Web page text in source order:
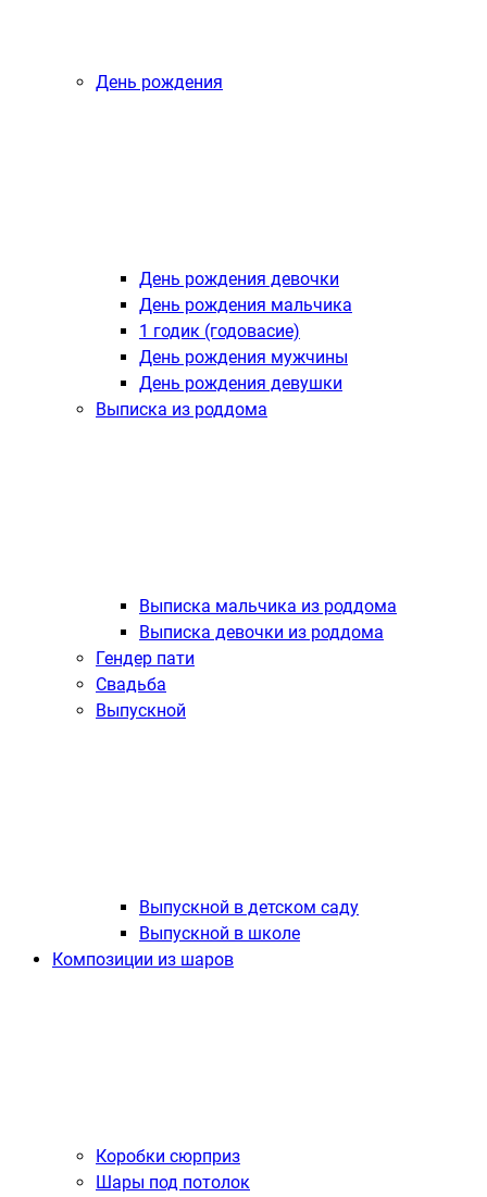
День рождения
День рождения девочки
День рождения мальчика
1 годик (годовасие)
День рождения мужчины
День рождения девушки
Выписка из роддома
Выписка мальчика из роддома
Выписка девочки из роддома
Гендер пати
Свадьба
Выпускной
Выпускной в детском саду
Выпускной в школе
Композиции из шаров
Коробки сюрприз
Шары под потолок